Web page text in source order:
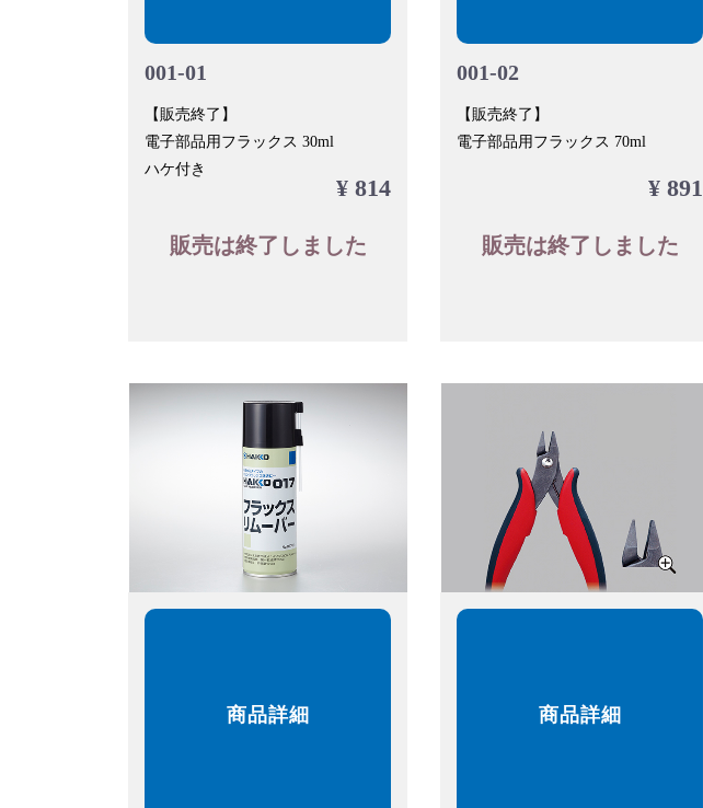
001-01
【販売終了】
電子部品用フラックス 30ml
ハケ付き
¥ 814
販売は終了しました
001-02
【販売終了】
電子部品用フラックス 70ml
¥ 891
販売は終了しました
商品詳細 商品詳細